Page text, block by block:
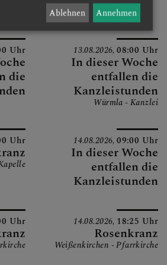
Uhr
die
13.08.2026,08:00 Uhr
In dieser Woche
entfallen die
Kanzleistunden
Würmla - Kanzlei
Uhr 14.08.2026,09:00 Uhr
In dieser Woche
entfallen die
Kanzleistunden
Uhr 14.08.2026, 18:25 Uhr
Rosenkranz
Weißenkirchen - Pfarrkirche
Ablehnen Annehmen